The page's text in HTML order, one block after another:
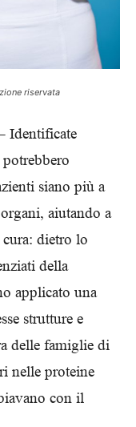
riservata
Identificate
siano più a
aiutando a
dietro lo
della
applicato una
strutture e
delle famiglie di
nelle proteine
con il